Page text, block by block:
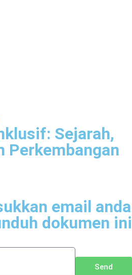
Sejarah,
Perkembangan
email anda
dokumen ini
Send